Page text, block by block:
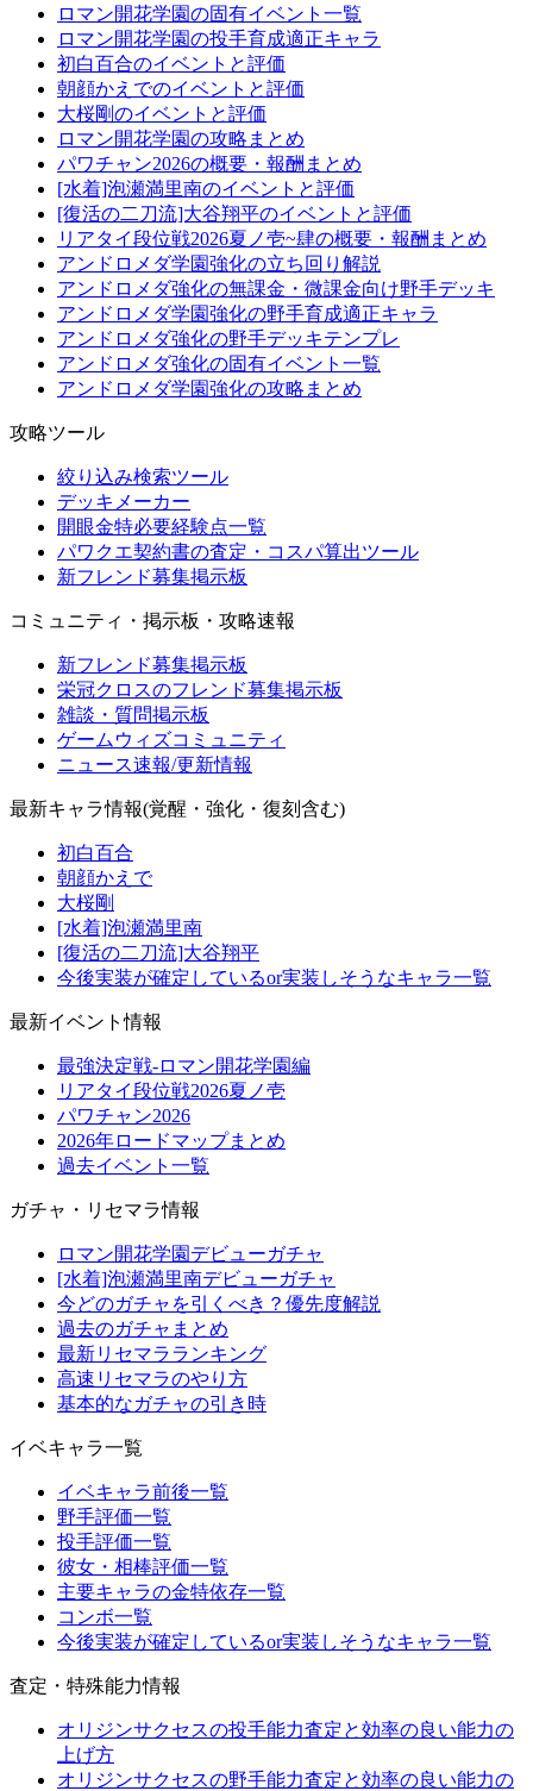
ロマン開花学園の固有イベント一覧
ロマン開花学園の投手育成適正キャラ
初白百合のイベントと評価
朝顔かえでのイベントと評価
大桜剛のイベントと評価
ロマン開花学園の攻略まとめ
パワチャン2026の概要・報酬まとめ
[水着]泡瀬満里南のイベントと評価
[復活の二刀流]大谷翔平のイベントと評価
リアタイ段位戦2026夏ノ壱~肆の概要・報酬まとめ
アンドロメダ学園強化の立ち回り解説
アンドロメダ強化の無課金・微課金向け野手デッキ
アンドロメダ学園強化の野手育成適正キャラ
アンドロメダ強化の野手デッキテンプレ
アンドロメダ強化の固有イベント一覧
アンドロメダ学園強化の攻略まとめ
攻略ツール
絞り込み検索ツール
デッキメーカー
開眼金特必要経験点一覧
パワクエ契約書の査定・コスパ算出ツール
新フレンド募集掲示板
コミュニティ・掲示板・攻略速報
新フレンド募集掲示板
栄冠クロスのフレンド募集掲示板
雑談・質問掲示板
ゲームウィズコミュニティ
ニュース速報/更新情報
最新キャラ情報(覚醒・強化・復刻含む)
初白百合
朝顔かえで
大桜剛
[水着]泡瀬満里南
[復活の二刀流]大谷翔平
今後実装が確定しているor実装しそうなキャラ一覧
最新イベント情報
最強決定戦-ロマン開花学園編
リアタイ段位戦2026夏ノ壱
パワチャン2026
2026年ロードマップまとめ
過去イベント一覧
ガチャ・リセマラ情報
ロマン開花学園デビューガチャ
[水着]泡瀬満里南デビューガチャ
今どのガチャを引くべき？優先度解説
過去のガチャまとめ
最新リセマラランキング
高速リセマラのやり方
基本的なガチャの引き時
イベキャラ一覧
イベキャラ前後一覧
野手評価一覧
投手評価一覧
彼女・相棒評価一覧
主要キャラの金特依存一覧
コンボ一覧
今後実装が確定しているor実装しそうなキャラ一覧
査定・特殊能力情報
オリジンサクセスの投手能力査定と効率の良い能力の
上げ方
オリジンサクセスの野手能力査定と効率の良い能力の